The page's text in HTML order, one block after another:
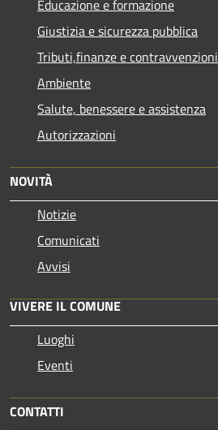
Educazione e formazione
Giustizia e sicurezza pubblica
Tributi,finanze e contravvenzioni
Ambiente
Salute, benessere e assistenza
Autorizzazioni
NOVITÀ
Notizie
Comunicati
Avvisi
VIVERE IL COMUNE
Luoghi
Eventi
CONTATTI